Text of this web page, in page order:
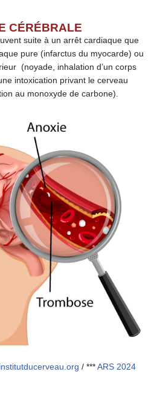
CÉRÉBRALE
suite à un arrêt cardiaque que
pure (infarctus du myocarde) ou
(noyade, inhalation d’un corps
intoxication privant le cerveau
au monoxyde de carbone).
institutducerveau.org / ***ARS 2024